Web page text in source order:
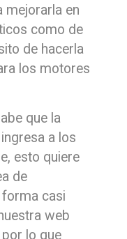
mejorarla en
como de
de hacerla
los motores
que la
a los
esto quiere
de
casi
web
lo que